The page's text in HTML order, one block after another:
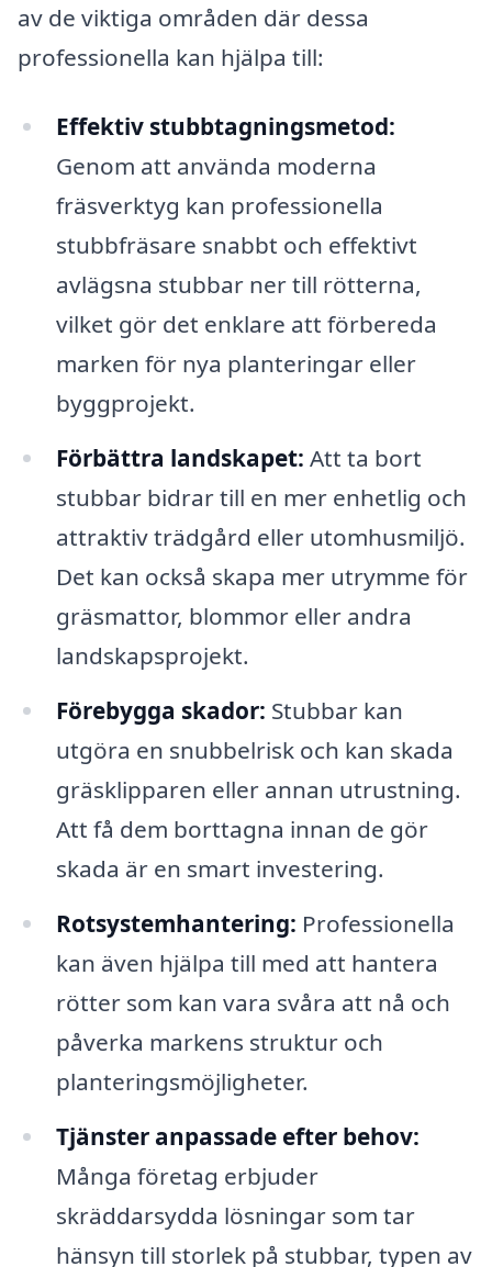
av de viktiga områden där dessa
professionella kan hjälpa till:
Effektiv stubbtagningsmetod:
Genom att använda moderna
fräsverktyg kan professionella
stubbfräsare snabbt och effektivt
avlägsna stubbar ner till rötterna,
vilket gör det enklare att förbereda
marken för nya planteringar eller
byggprojekt.
Förbättra landskapet: Att ta bort
stubbar bidrar till en mer enhetlig och
attraktiv trädgård eller utomhusmiljö.
Det kan också skapa mer utrymme för
gräsmattor, blommor eller andra
landskapsprojekt.
Förebygga skador: Stubbar kan
utgöra en snubbelrisk och kan skada
gräsklipparen eller annan utrustning.
Att få dem borttagna innan de gör
skada är en smart investering.
Rotsystemhantering: Professionella
kan även hjälpa till med att hantera
rötter som kan vara svåra att nå och
påverka markens struktur och
planteringsmöjligheter.
Tjänster anpassade efter behov:
Många företag erbjuder
skräddarsydda lösningar som tar
hänsyn till storlek på stubbar, typen av